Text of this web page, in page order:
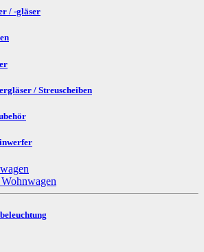
/ -gläser
/ Streuscheiben